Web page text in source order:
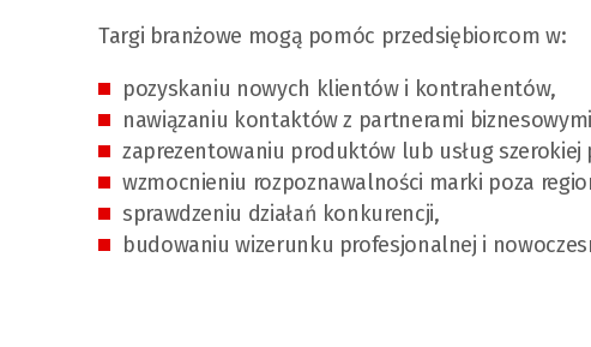
Targi branżowe mogą pomóc przedsiębiorcom w:
pozyskaniu nowych klientów i kontrahentów,
nawiązaniu kontaktów z partnerami
zaprezentowaniu produktów lub usług szerokiej
wzmocnieniu rozpoznawalności marki poza
sprawdzeniu działań konkurencji,
budowaniu wizerunku profesjonalnej i